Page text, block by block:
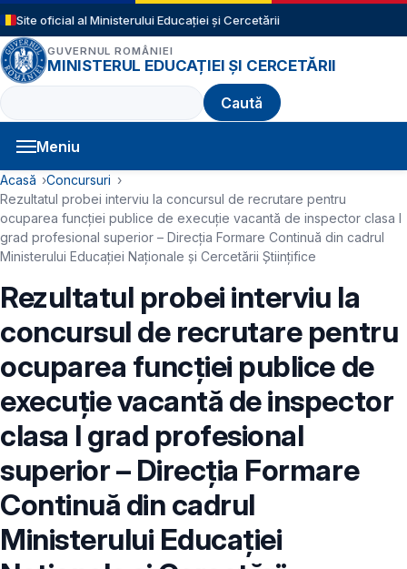
Sari la conținutul principal
Site oficial al Ministerului Educației și Cercetării
GUVERNUL ROMÂNIEI
MINISTERUL EDUCAȚIEI ȘI CERCETĂRII
Caută
Meniu
Navigație principală
Cale de navigare
Acasă
Concursuri
Rezultatul probei interviu la concursul de recrutare pentru
ocuparea funcţiei publice de execuție vacantă de inspector clasa I
grad profesional superior – Direcţia Formare Continuă din cadrul
Ministerului Educației Naționale și Cercetării Științifice
Rezultatul probei interviu la
concursul de recrutare pentru
ocuparea funcţiei publice de
execuție vacantă de inspector
clasa I grad profesional
superior – Direcţia Formare
Continuă din cadrul
Ministerului Educației